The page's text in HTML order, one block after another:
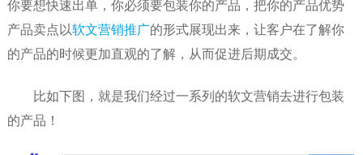
你要想快速出单，你必须要包装你的产品，把你的产品优势
产品卖点以软文营销推广的形式展现出来，让客户在了解你
的产品的时候更加直观的了解，从而促进后期成交。
比如下图，就是我们经过一系列的软文营销去进行包装
的产品！